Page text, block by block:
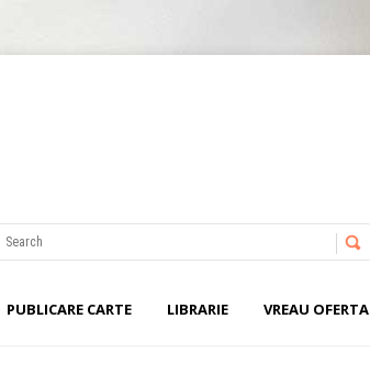
PUBLICARE CARTE LIBRARIE VREAU OFERTA
Remember Me